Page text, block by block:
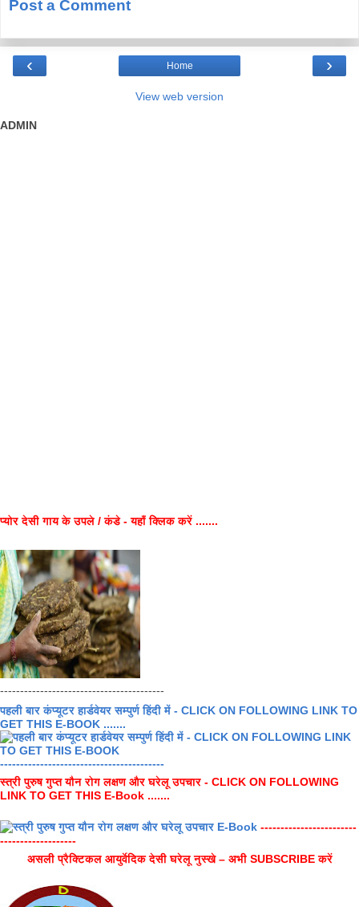
Post a Comment
‹ ›
Home
View web version
ADMIN
प्योर देसी गाय के उपले / कंडे - यहाँ क्लिक करें .......
-----------------------------------------
पहली बार कंप्यूटर हार्डवेयर सम्पुर्ण हिंदी में - CLICK ON FOLLOWING LINK TO
GET THIS E-BOOK .......
-----------------------------------------
स्त्री पुरुष गुप्त यौन रोग लक्षण और घरेलू उपचार - CLICK ON FOLLOWING
LINK TO GET THIS E-Book .......
------------------------
-------------------
असली प्रैक्टिकल आयुर्वेदिक देसी घरेलू नुस्खे – अभी SUBSCRIBE करें